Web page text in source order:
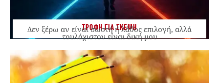
ΤΡΟΦΗ ΓΙΑ ΣΚΕΨΗ
Δεν ξέρω αν είναι σωστή ή λάθος επιλογή, αλλά
τουλάχιστον είναι δική μου